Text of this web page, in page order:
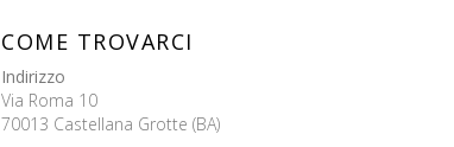
COME TROVARCI
Indirizzo
Via Roma 10
70013 Castellana Grotte (BA)